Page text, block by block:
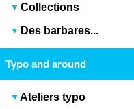
Collections
Des barbares...
Typo and around
Ateliers typo